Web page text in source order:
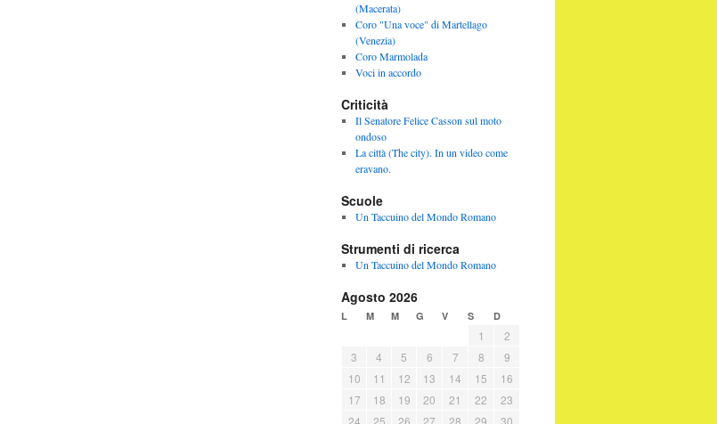
(Macerata)
Coro "Una voce" di Martellago
(Venezia)
Coro Marmolada
Voci in accordo
Criticità
Il Senatore Felice Casson sul moto
ondoso
La città (The city). In un video come
eravano.
Scuole
Un Taccuino del Mondo Romano
Strumenti di ricerca
Un Taccuino del Mondo Romano
Agosto 2026
L M M G V S D
1
2
3
4 5 6 7 8
9
10
11 12 13 14 15
16
17
18 19 20 21 22
23
24
25 26 27 28 29 30